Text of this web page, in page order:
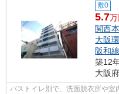
敷0
5.7万
関西
大阪
阪和線
築12
大阪府
バストイレ別で、洗面脱衣所や室